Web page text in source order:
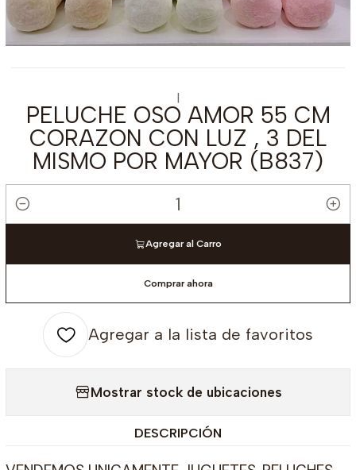
|
PELUCHE OSO AMOR 55 CM
CORAZON CON LUZ , 3 DEL
MISMO POR MAYOR (B837)
Cantidad
Agregar al Carro
Comprar ahora
Agregar a la lista de favoritos
Mostrar stock de ubicaciones
DESCRIPCIÓN